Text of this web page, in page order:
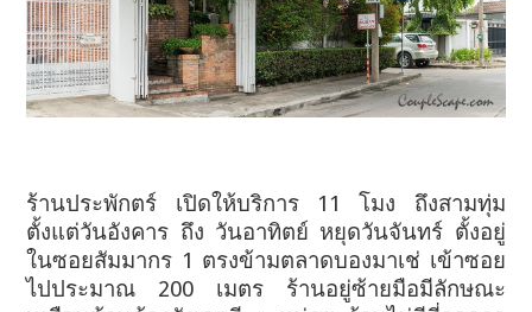
ร้านประพักตร์ เปิดให้บริการ 11 โมง ถึงสามทุ่ม
ตั้งแต่วันอังคาร ถึง วันอาทิตย์ หยุดวันจันทร์ ตั้งอยู่
ในซอยสัมมากร 1 ตรงข้ามตลาดบองมาเช่ เข้าซอย
ไปประมาณ 200 เมตร ร้านอยู่ซ้ายมือมีลักษณะ